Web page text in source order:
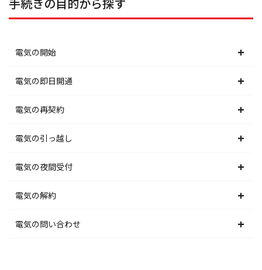
電気の開始
北海道電力エリア
東北電力エリア
東京電力エリア
北陸電力エリア
中部電力エリア
関西電力エリア
電気の即日開通
北海道電力エリア
東北電力エリア
東京電力エリア
北陸電力エリア
中部電力エリア
電気の再契約
北海道電力エリア
東北電力エリア
東京電力エリア
北陸電力エリア
電気の引っ越し
北海道電力エリア
東北電力エリア
東京電力エリア
電気の夜間受付
北海道電力エリア
東北電力エリア
電気の解約
北海道電力エリア
電気の問い合わせ